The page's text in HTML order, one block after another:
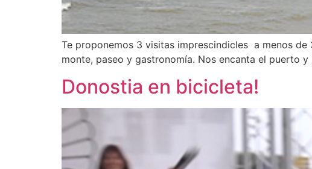
Te proponemos 3 visitas imprescindicles a menos
monte, paseo y gastronomía. Nos encanta el puerto
Donostia en bicicleta!